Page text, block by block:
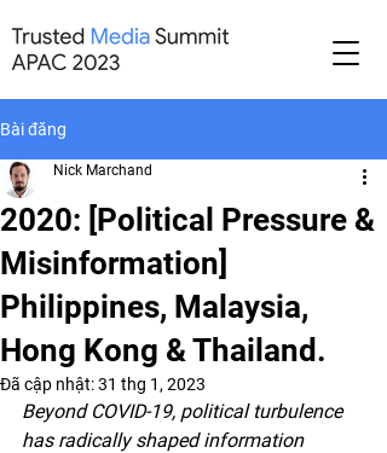
Bài đăng
2020: [Political Pressure &
Misinformation]
Philippines, Malaysia,
Hong Kong & Thailand.
Nick Marchand
Đã cập nhật:31 thg 1, 2023
Beyond COVID-19, political turbulence
has radically shaped information